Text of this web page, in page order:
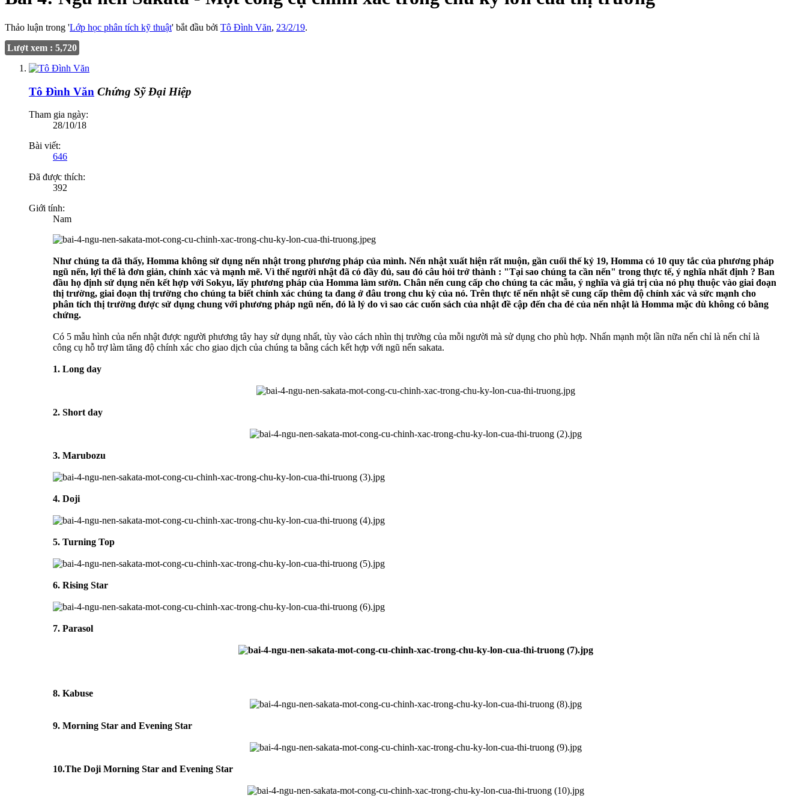
Thảo luận trong 'Lớp học phân tích kỹ thuật' bắt đầu bởi Tô Đình Văn, 23/2/19.
Lượt xem : 5,720
Tô Đình Văn Chứng Sỹ Đại Hiệp
Tham gia ngày:
28/10/18
Bài viết:
646
Đã được thích:
392
Giới tính:
Nam
Như chúng ta đã thấy, Homma không sử dụng nến nhật trong phương pháp của mình. Nến nhật xuất hiện rất muộn, gần cuối thế kỷ 19, Homma có 10 quy tắc của phương pháp
ngũ nến, lợi thế là đơn giản, chính xác và mạnh mẽ. Vì thế người nhật đã có đầy đủ, sau đó câu hỏi trở thành : "Tại sao chúng ta cần nến" trong thực tế, ý nghĩa nhất định ? Ban
đầu họ định sử dụng nến kết hợp với Sokyu, lấy phương pháp của Homma làm sườn. Chân nến cung cấp cho chúng ta các mẫu, ý nghĩa và giá trị của nó phụ thuộc vào giai đoạn
thị trường, giai đoạn thị trường cho chúng ta biết chính xác chúng ta đang ở đâu trong chu kỳ của nó. Trên thực tế nến nhật sẽ cung cấp thêm độ chính xác và sức mạnh cho
phân tích thị trường được sử dụng chung với phương pháp ngũ nến, đó là lý do vì sao các cuốn sách của nhật đề cập đến cha đẻ của nến nhật là Homma mặc dù không có bằng
chứng.
Có 5 mẫu hình của nến nhật được người phương tây hay sử dụng nhất, tùy vào cách nhìn thị trường của mỗi người mà sử dụng cho phù hợp. Nhấn mạnh một lần nữa nến chỉ là nến chỉ là
công cụ hỗ trợ làm tăng độ chính xác cho giao dịch của chúng ta bằng cách kết hợp với ngũ nến sakata.
1. Long day
2. Short day
3. Marubozu
4. Doji
5. Turning Top
6. Rising Star
7. Parasol
8. Kabuse
9. Morning Star and Evening Star
10.The Doji Morning Star and Evening Star